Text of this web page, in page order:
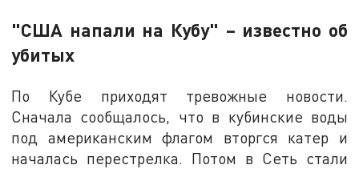
"США напали на Кубу" – известно об
убитых
По Кубе приходят тревожные новости.
Сначала сообщалось, что в кубинские воды
под американским флагом вторгся катер и
началась перестрелка. Потом в Сеть стали